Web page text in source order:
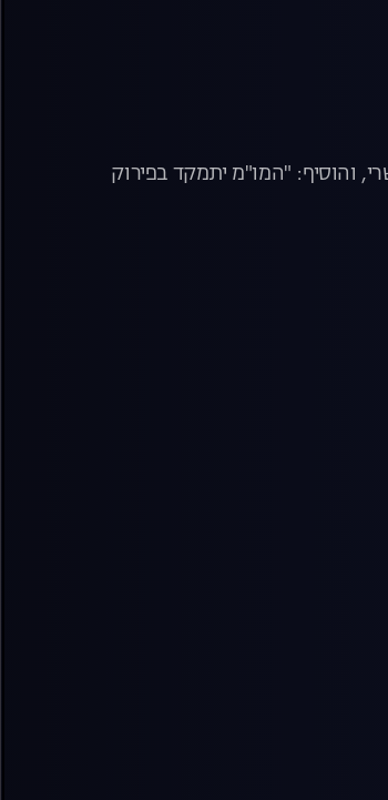
והוסיף: "המו"מ יתמקד בפירוק